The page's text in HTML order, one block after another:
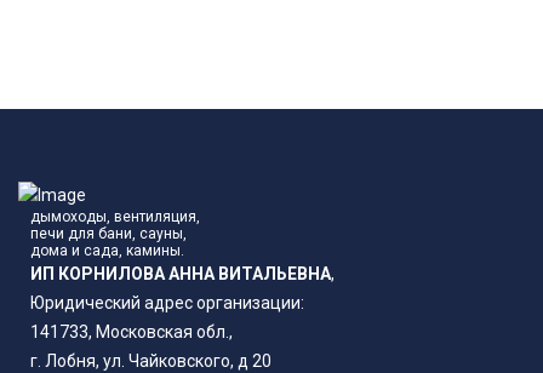
дымоходы, вентиляция,
печи для бани, сауны,
дома и сада, камины.
ИП КОРНИЛОВА АННА ВИТАЛЬЕВНА,
Юридический адрес организации:
141733, Московская обл.,
г. Лобня, ул. Чайковского, д 20